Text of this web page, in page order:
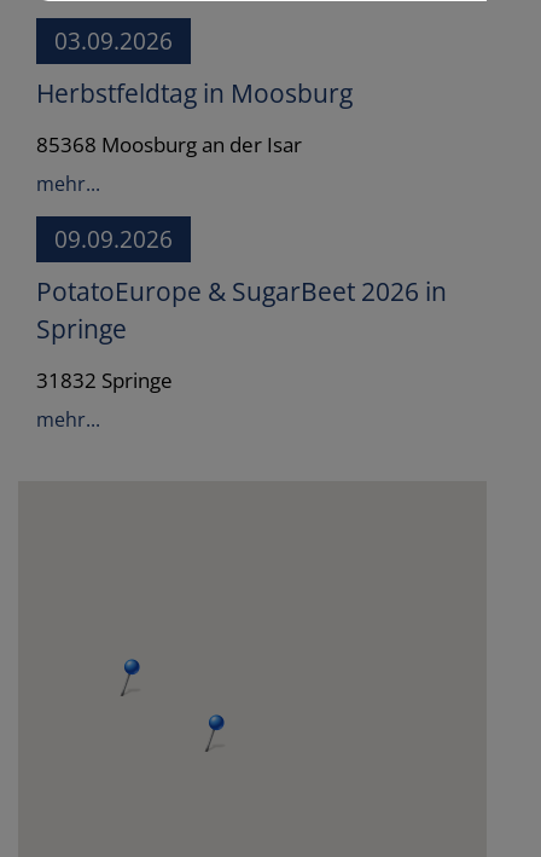
03.09.2026
Herbstfeldtag in Moosburg
85368 Moosburg an der Isar
mehr...
09.09.2026
PotatoEurope & SugarBeet 2026 in
Springe
31832 Springe
mehr...